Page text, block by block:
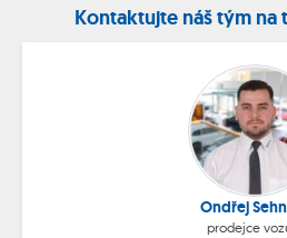
Kontaktujte náš tým na
Ondřej
prodejce